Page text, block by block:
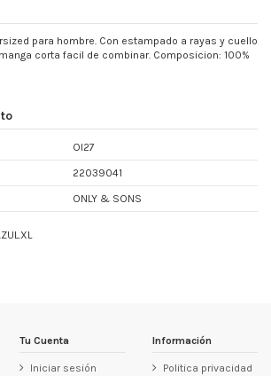
para hombre. Con estampado a rayas y cuello
corta facil de combinar. Composicion: 100%
OI27
22039041
ONLY & SONS
Tu Cuenta
Iniciar sesión
Información
Politica privacidad